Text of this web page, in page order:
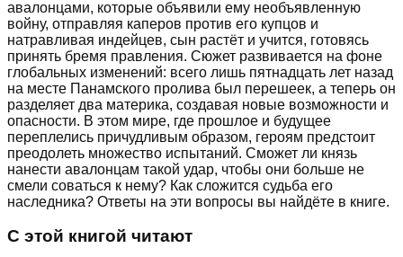
авалонцами, которые объявили ему необъявленную
войну, отправляя каперов против его купцов и
натравливая индейцев, сын растёт и учится, готовясь
принять бремя правления. Сюжет развивается на фоне
глобальных изменений: всего лишь пятнадцать лет назад
на месте Панамского пролива был перешеек, а теперь он
разделяет два материка, создавая новые возможности и
опасности. В этом мире, где прошлое и будущее
переплелись причудливым образом, героям предстоит
преодолеть множество испытаний. Сможет ли князь
нанести авалонцам такой удар, чтобы они больше не
смели соваться к нему? Как сложится судьба его
наследника? Ответы на эти вопросы вы найдёте в книге.
С этой книгой читают